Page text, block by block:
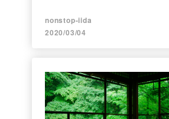
nonstop-iida
2020/03/04